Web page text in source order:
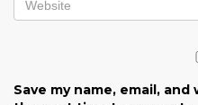
Save my name, email,